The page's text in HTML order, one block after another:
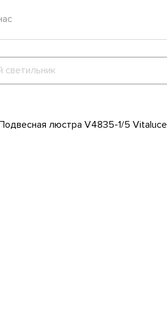
люстра V4835-1/5 Vitaluce